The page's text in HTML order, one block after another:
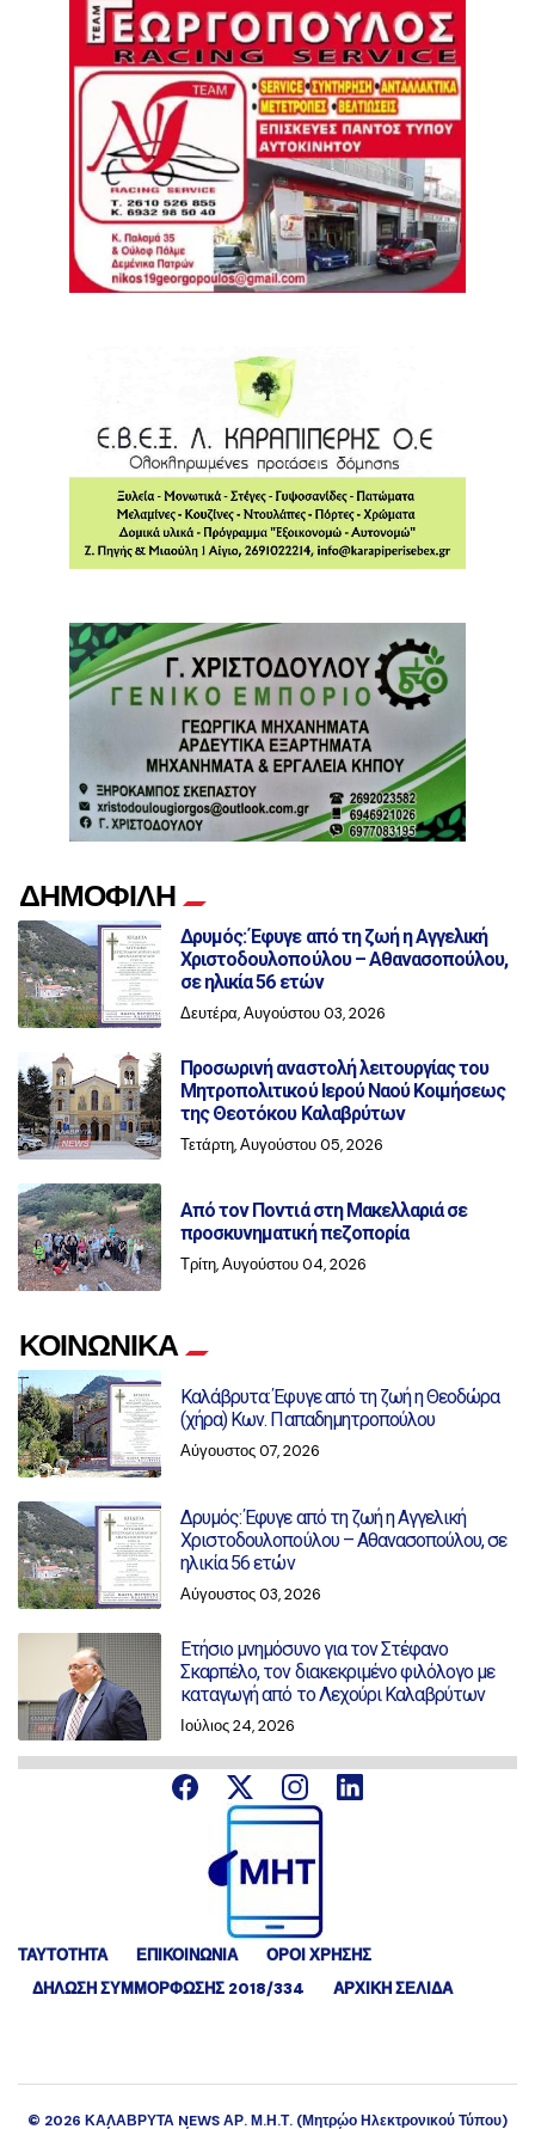
ΔΗΜΟΦΙΛΗ
Δρυμός: Έφυγε από τη ζωή η Αγγελική
Χριστοδουλοπούλου – Αθανασοπούλου,
σε ηλικία 56 ετών
Δευτέρα, Αυγούστου 03, 2026
Προσωρινή αναστολή λειτουργίας του
Μητροπολιτικού Ιερού Ναού Κοιμήσεως
της Θεοτόκου Καλαβρύτων
Τετάρτη, Αυγούστου 05, 2026
Από τον Ποντιά στη Μακελλαριά σε
προσκυνηματική πεζοπορία
Τρίτη, Αυγούστου 04, 2026
ΚΟΙΝΩΝΙΚΑ
Καλάβρυτα: Έφυγε από τη ζωή η Θεοδώρα
(χήρα) Κων. Παπαδημητροπούλου
Αύγουστος 07, 2026
Δρυμός: Έφυγε από τη ζωή η Αγγελική
Χριστοδουλοπούλου – Αθανασοπούλου, σε
ηλικία 56 ετών
Αύγουστος 03, 2026
Ετήσιο μνημόσυνο για τον Στέφανο
Σκαρπέλο, τον διακεκριμένο φιλόλογο με
καταγωγή από το Λεχούρι Καλαβρύτων
Ιούλιος 24, 2026
ΤΑΥΤΟΤΗΤΑ ΕΠΙΚΟΙΝΩΝΙΑ
ΟΡΟΙ ΧΡΗΣΗΣ
ΔΉΛΩΣΗ ΣΥΜΜΌΡΦΩΣΗΣ 2018/334
ΑΡΧΙΚΗ ΣΕΛΙΔΑ
© 2026 ΚΑΛΑΒΡΥΤΑ NEWS ΑΡ. Μ.Η.Τ. (Μητρώο Ηλεκτρονικού Τύπου)